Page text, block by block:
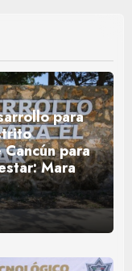
para
para
Mara